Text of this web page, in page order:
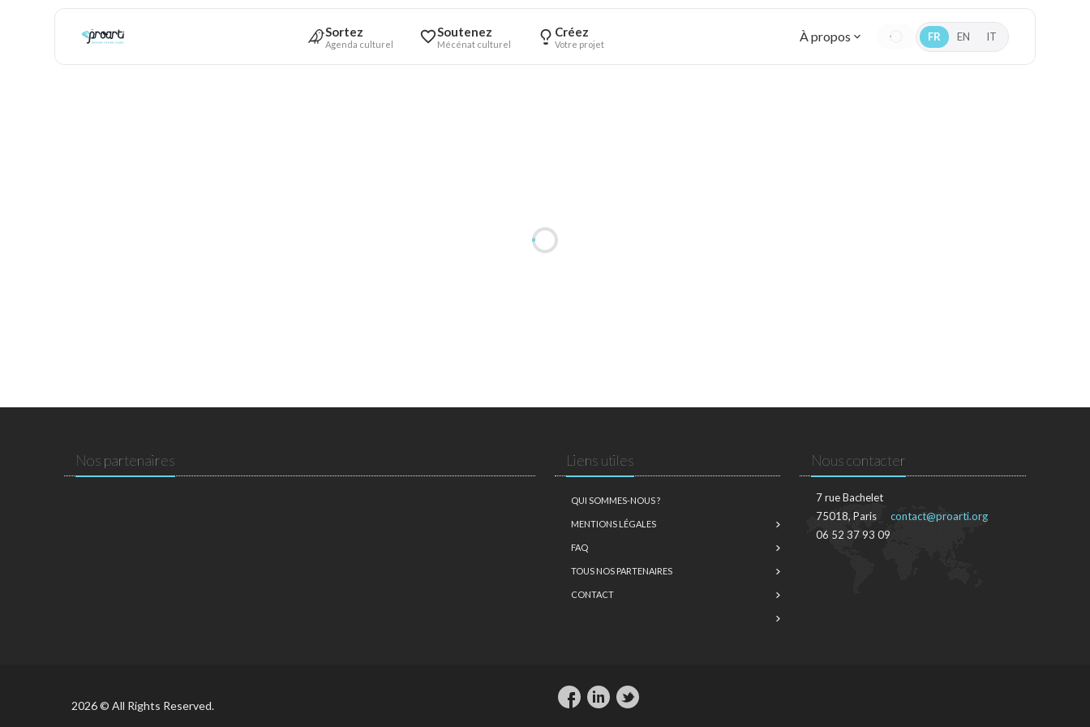
Sortez
Agenda culturel
Soutenez
Mécénat culturel
Créez
Votre projet À propos FR EN IT
Nos partenaires Liens utiles
QUI SOMMES-NOUS ?
MENTIONS LÉGALES
FAQ
TOUS NOS PARTENAIRES
CONTACT
Nous contacter
7 rue Bachelet
75018, Paris
06 52 37 93 09
contact@proarti.org
2026 © All Rights Reserved.